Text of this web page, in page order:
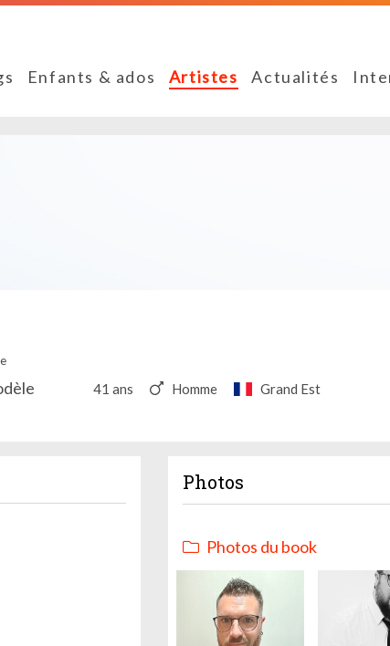
Enfants & ados Artistes Actualités
41 ans Homme Grand Est
Photos
Photos du book